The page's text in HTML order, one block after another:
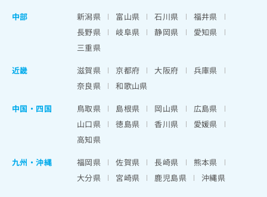
中部
新潟県 富山県 石川県
福井県
長野県
岐阜県 静岡県
愛知県
三重県
近畿
滋賀県 京都府 大阪府
兵庫県
奈良県
和歌山県
中国・四国
鳥取県 島根県 岡山県
広島県
山口県
徳島県 香川県
愛媛県
高知県
九州・沖縄
福岡県 佐賀県 長崎県
熊本県
大分県
宮崎県 鹿児島県 沖縄県